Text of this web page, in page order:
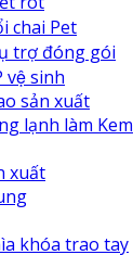
chai Pet
trợ đóng gói
vệ sinh
sản xuất
lạnh làm Kem
xuất
khóa trao tay